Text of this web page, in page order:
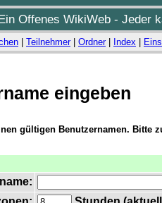
Offenes WikiWeb - Jeder
Teilnehmer| Ordner| Index
eingeben
gültigen Benutzernamen. Bitte